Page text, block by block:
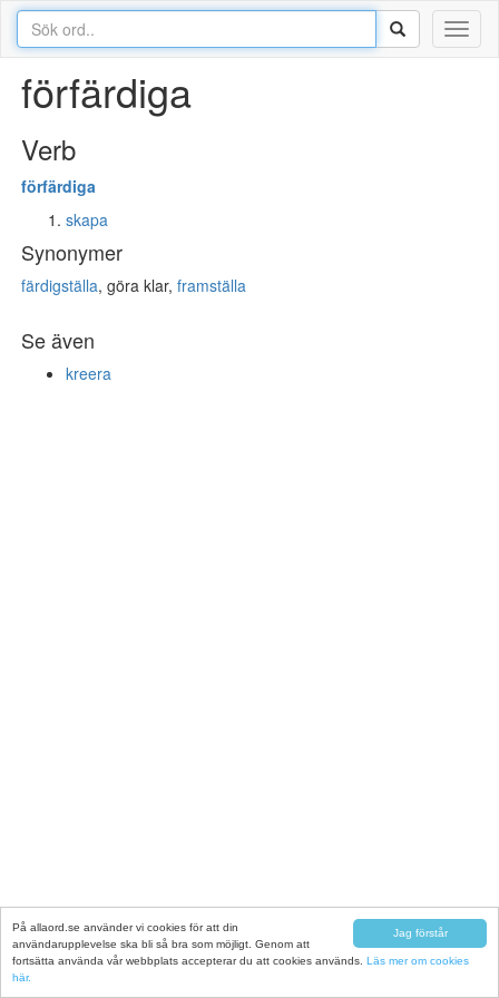
Jag förstår
På allaord.se använder vi cookies för att din
användarupplevelse ska bli så bra som möjligt. Genom att
fortsätta använda vår webbplats accepterar du att cookies används. Läs mer om cookies
här.
förfärdiga
Verb
förfärdiga
skapa
Synonymer
färdigställa, göra klar, framställa
Se även
kreera